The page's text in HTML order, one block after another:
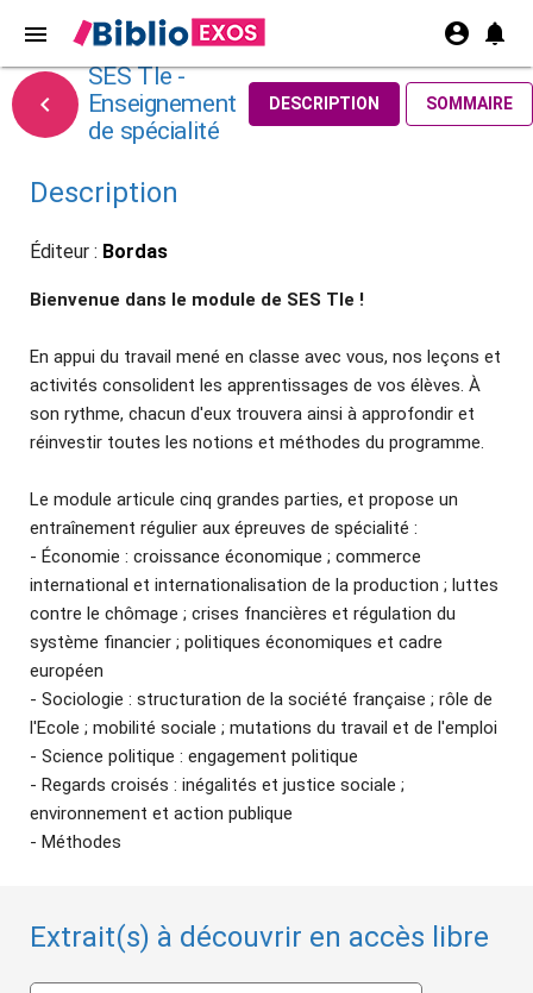
menu account_circle notifications

SES Tle -
Enseignement
de spécialité
DESCRIPTION SOMMAIRE
Description
Éditeur : Bordas
Bienvenue dans le module de SES Tle !
En appui du travail mené en classe avec vous, nos leçons et
activités consolident les apprentissages de vos élèves. À
son rythme, chacun d'eux trouvera ainsi à approfondir et
réinvestir toutes les notions et méthodes du programme.
Le module articule cinq grandes parties, et propose un
entraînement régulier aux épreuves de spécialité :
- Économie : croissance économique ; commerce
international et internationalisation de la production ; luttes
contre le chômage ; crises fnancières et régulation du
système financier ; politiques économiques et cadre
européen
- Sociologie : structuration de la société française ; rôle de
l'Ecole ; mobilité sociale ; mutations du travail et de l'emploi
- Science politique : engagement politique
- Regards croisés : inégalités et justice sociale ;
environnement et action publique
- Méthodes
Extrait(s) à découvrir en accès libre